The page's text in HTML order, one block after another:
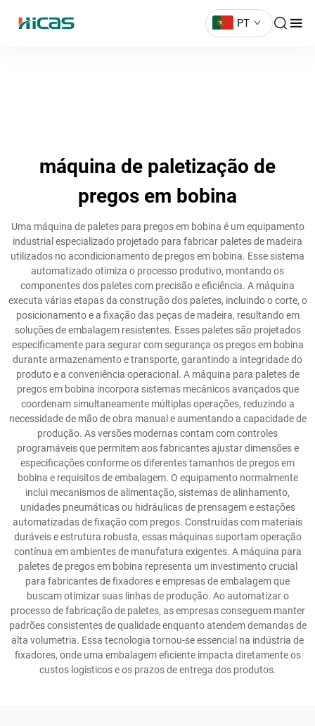
PT
máquina de paletização de
pregos em bobina
Uma máquina de paletes para pregos em bobina é um equipamento
industrial especializado projetado para fabricar paletes de madeira
utilizados no acondicionamento de pregos em bobina. Esse sistema
automatizado otimiza o processo produtivo, montando os
componentes dos paletes com precisão e eficiência. A máquina
executa várias etapas da construção dos paletes, incluindo o corte, o
posicionamento e a fixação das peças de madeira, resultando em
soluções de embalagem resistentes. Esses paletes são projetados
especificamente para segurar com segurança os pregos em bobina
durante armazenamento e transporte, garantindo a integridade do
produto e a conveniência operacional. A máquina para paletes de
pregos em bobina incorpora sistemas mecânicos avançados que
coordenam simultaneamente múltiplas operações, reduzindo a
necessidade de mão de obra manual e aumentando a capacidade de
produção. As versões modernas contam com controles
programáveis que permitem aos fabricantes ajustar dimensões e
especificações conforme os diferentes tamanhos de pregos em
bobina e requisitos de embalagem. O equipamento normalmente
inclui mecanismos de alimentação, sistemas de alinhamento,
unidades pneumáticas ou hidráulicas de prensagem e estações
automatizadas de fixação com pregos. Construídas com materiais
duráveis e estrutura robusta, essas máquinas suportam operação
contínua em ambientes de manufatura exigentes. A máquina para
paletes de pregos em bobina representa um investimento crucial
para fabricantes de fixadores e empresas de embalagem que
buscam otimizar suas linhas de produção. Ao automatizar o
processo de fabricação de paletes, as empresas conseguem manter
padrões consistentes de qualidade enquanto atendem demandas de
alta volumetria. Essa tecnologia tornou-se essencial na indústria de
fixadores, onde uma embalagem eficiente impacta diretamente os
custos logísticos e os prazos de entrega dos produtos.